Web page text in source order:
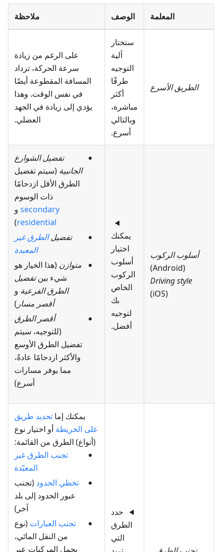
المعلمة الوصف ملاحظة
الطريق الأسرع
ستختار
آلية
التوجيه
طرقًا
أكثر
مباشرة،
وبالتالي
أسرع.
على الرغم من زيادة
سرعة الحركة، تزداد
المسافة المقطوعة أيضًا
في نفس الوقت. وهذا
يؤدي إلى زيادة في الجهد
العضلي.
أسلوب الركوب
(Android)
Driving style
(iOS)
يمكنك
اختيار
أسلوب
الركوب
الخاص
بك
لتوجيه
أفضل.
تفضيل الشوارع
الجانبية (سيتم تفضيل
الطرق الأقل ازدحامًا
ذات الوسوم
secondary و
residential
)
تفضيلالطرق غير
المعبدة
متوازن (هذا الخيار هو
شيء بينتفضيل
الطرق الفرعية و
أقصر مسار )
أقصر الطرق
(للتوجيه، سيتم
تفضيل الطرق الأوسع
والأكثر ازدحامًا عادةً،
مما يوفر مسارات
أسرع)
حدد
الطرق
التي
يمكنك إما تحديد طريق
على الخريطة أو اختيار نوع
(أنواع) الطرق من القائمة:
تجنب الطرق غير
المعبّدة
تخطي الحدود (تجنب
عبور الحدود إلى بلد
آخر)
تجنب العبارات (نوع
من النقل المائي،
يحمل المركبات عبر